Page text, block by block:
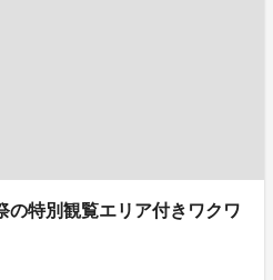
の特別観覧エリア付きワクワ